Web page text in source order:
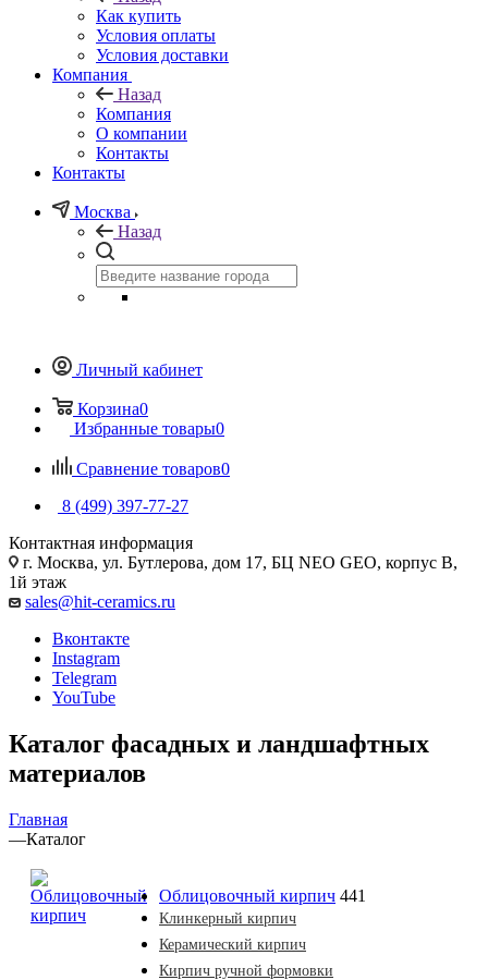
Как купить
Условия оплаты
Условия доставки
Компания
Назад
Компания
О компании
Контакты
Контакты
Москва
Назад
Личный кабинет
Корзина0
Избранные товары0
Сравнение товаров0
8 (499) 397-77-27
Контактная информация
г. Москва, ул. Бутлерова, дом 17, БЦ NEO GEO, корпус В,
1й этаж
sales@hit-ceramics.ru
Вконтакте
Instagram
Telegram
YouTube
Каталог фасадных и ландшафтных
материалов
Главная
—Каталог
Облицовочный кирпич 441
Клинкерный кирпич
Керамический кирпич
Кирпич ручной формовки